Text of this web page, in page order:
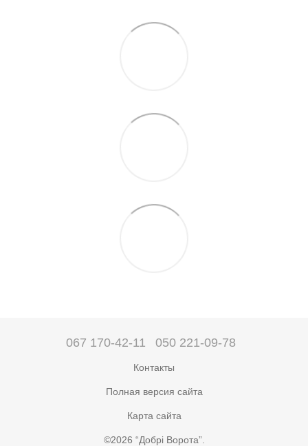
067 170-42-11 050 221-09-78
Контакты
Полная версия сайта
Карта сайта
©2026 “Добрі Ворота”.